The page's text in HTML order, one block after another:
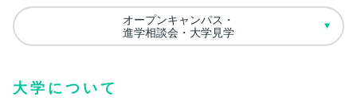
オープンキャンパス・
進学相談会・大学見学
大学について